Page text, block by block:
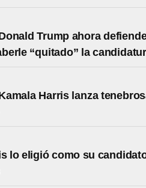
Trump ahora
“quitado” la
Harris lanza
lo eligió como su